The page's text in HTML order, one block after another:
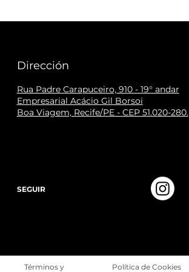
Dirección
Rua Padre Carapuceiro, 910 - 19° andar
Empresarial Acácio Gil Borsoi
Boa Viagem, Recife/PE - CEP 51.020-280.
SEGUIR
Términos y
Política de Cookies